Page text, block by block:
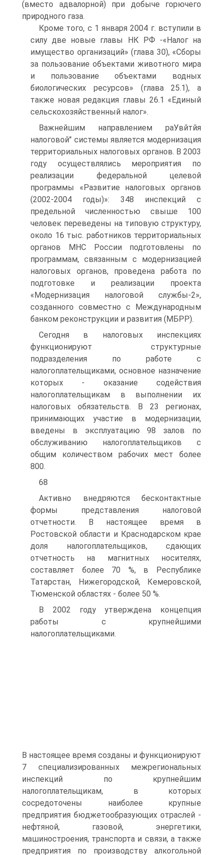
(вместо адвалорной) при добыче горючего
природного газа.
Кроме того, с 1 января 2004 г. вступили в
силу две новые главы НК РФ -«Налог на
имущество организаций» (глава 30), «Сборы
за пользование объектами животного мира
и пользование объектами водных
биологических ресурсов» (глава 25.1), а
также новая редакция главы 26.1 «Единый
сельскохозяйственный налог».
Важнейшим направлением раУвйтйя
налоговой" системы является модернизация
территориальных налоговых органов. В 2003
году осуществлялись мероприятия по
реализации федеральной целевой
программы «Развитие налоговых органов
(2002-2004 годы)»: 348 инспекций с
предельной численностью свыше 100
человек переведены на типовую структуру,
около 16 тыс. работников территориальных
органов МНС России подготовлены по
программам, связанным с модернизацией
налоговых органов, проведена работа по
подготовке и реализации проекта
«Модернизация налоговой службы-2»,
созданного совместно с Международным
банком реконструкции и развития (МБРР).
Сегодня в налоговых инспекциях
функционируют структурные
подразделения по работе с
налогоплательщиками, основное назначение
которых - оказание содействия
налогоплательщикам в выполнении их
налоговых обязательств. В 23 регионах,
принимающих участие в модернизации,
введены в эксплуатацию 98 залов по
обслуживанию налогоплательщиков с
общим количеством рабочих мест более
800.
68
Активно внедряются бесконтактные
формы представления налоговой
отчетности. В настоящее время в
Ростовской области и Краснодарском крае
доля налогоплательщиков, сдающих
отчетность на магнитных носителях,
составляет более 70 %, в Республике
Татарстан, Нижегородской, Кемеровской,
Тюменской областях - более 50 %.
В 2002 году утверждена концепция
работы с крупнейшими
налогоплательщиками.
В настоящее время созданы и функционируют
7 специализированных межрегиональных
инспекций по крупнейшим
налогоплательщикам, в которых
сосредоточены наиболее крупные
предприятия бюджетообразующих отраслей -
нефтяной, газовой, энергетики,
машиностроения, транспорта и связи, а также
предприятия по производству алкогольной